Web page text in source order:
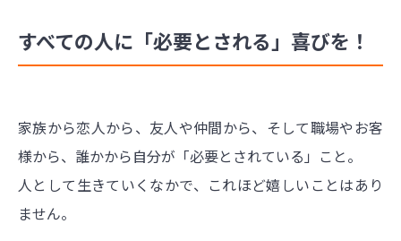
すべての人に「必要とされる」喜びを！
家族から恋人から、友人や仲間から、そして職場やお客
様から、誰かから自分が「必要とされている」こと。
人として生きていくなかで、これほど嬉しいことはあり
ません。